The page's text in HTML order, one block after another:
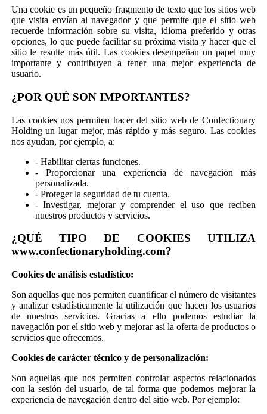
Una cookie es un pequeño fragmento de texto que los sitios web
que visita envían al navegador y que permite que el sitio web
recuerde información sobre su visita, idioma preferido y otras
opciones, lo que puede facilitar su próxima visita y hacer que el
sitio le resulte más útil. Las cookies desempeñan un papel muy
importante y contribuyen a tener una mejor experiencia de
usuario.
¿POR QUÉ SON IMPORTANTES?
Las cookies nos permiten hacer del sitio web de Confectionary
Holding un lugar mejor, más rápido y más seguro. Las cookies
nos ayudan, por ejemplo, a:
- Habilitar ciertas funciones.
- Proporcionar una experiencia de navegación más
personalizada.
- Proteger la seguridad de tu cuenta.
- Investigar, mejorar y comprender el uso que reciben
nuestros productos y servicios.
¿QUÉ TIPO DE COOKIES UTILIZA
www.confectionaryholding.com?
Cookies de análisis estadístico:
Son aquellas que nos permiten cuantificar el número de visitantes
y analizar estadísticamente la utilización que hacen los usuarios
de nuestros servicios. Gracias a ello podemos estudiar la
navegación por el sitio web y mejorar así la oferta de productos o
servicios que ofrecemos.
Cookies de carácter técnico y de personalización:
Son aquellas que nos permiten controlar aspectos relacionados
con la sesión del usuario, de tal forma que podemos mejorar la
experiencia de navegación dentro del sitio web. Por ejemplo: